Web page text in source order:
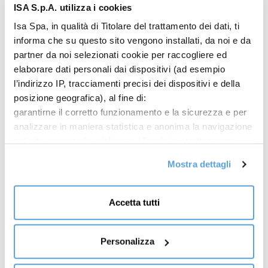
ISA S.p.A. utilizza i cookies
Isa Spa, in qualità di Titolare del trattamento dei dati, ti
informa che su questo sito vengono installati, da noi e da
partner da noi selezionati cookie per raccogliere ed
elaborare dati personali dai dispositivi (ad esempio
l’indirizzo IP, tracciamenti precisi dei dispositivi e della
posizione geografica), al fine di:
garantirne il corretto funzionamento e la sicurezza e per
analizzare in maniera statistica e anonima la navigazione
personalizzate sulla base dei tuoi interessi, delle
preferenze da te manifestate e della tua posizione
(Offerte commerciali personalizzate);
sito contenuti ospitati sui social network (Social media e
condivisione dei contenuti). Per l’installazione dei cookie
tecnici e necessari non è richiesto il tuo consenso. Per gli
Mostra dettagli
Accetta tutti
Personalizza